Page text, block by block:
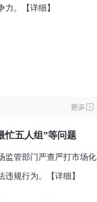
力。 【详细】
忙五人组”等问题
监管部门严查严打市场化
违规行为。 【详细】